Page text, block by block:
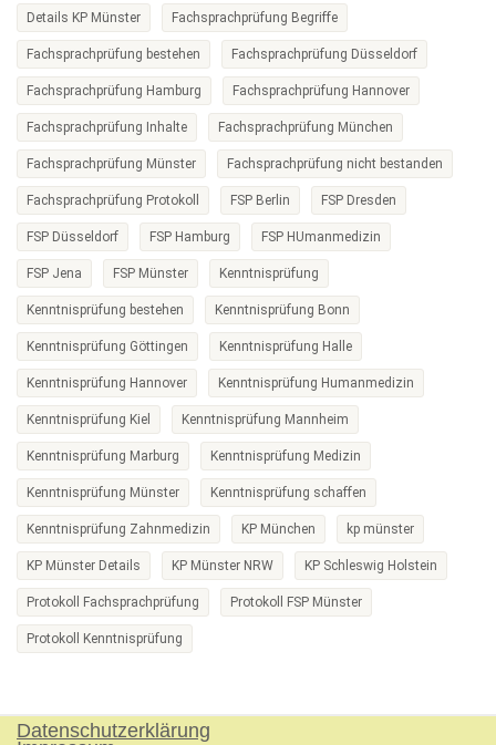
Details KP Münster Fachsprachprüfung Begriffe
Fachsprachprüfung bestehen Fachsprachprüfung Düsseldorf
Fachsprachprüfung Hamburg Fachsprachprüfung Hannover
Fachsprachprüfung Inhalte Fachsprachprüfung München
Fachsprachprüfung Münster Fachsprachprüfung nicht bestanden
Fachsprachprüfung Protokoll FSP Berlin FSP Dresden
FSP Düsseldorf FSP Hamburg FSP HUmanmedizin
FSP Jena FSP Münster Kenntnisprüfung
Kenntnisprüfung bestehen Kenntnisprüfung Bonn
Kenntnisprüfung Göttingen Kenntnisprüfung Halle
Kenntnisprüfung Hannover Kenntnisprüfung Humanmedizin
Kenntnisprüfung Kiel Kenntnisprüfung Mannheim
Kenntnisprüfung Marburg Kenntnisprüfung Medizin
Kenntnisprüfung Münster Kenntnisprüfung schaffen
Kenntnisprüfung Zahnmedizin KP München kp münster
KP Münster Details KP Münster NRW KP Schleswig Holstein
Protokoll Fachsprachprüfung Protokoll FSP Münster
Protokoll Kenntnisprüfung
Datenschutzerklärung